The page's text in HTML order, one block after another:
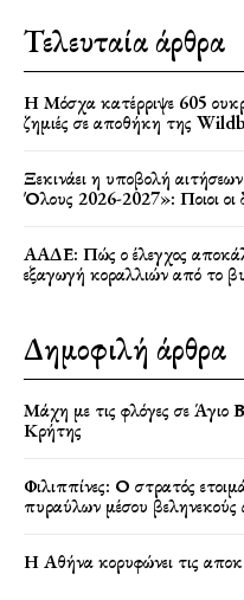
Τελευταία άρθρα
Η Μόσχα κατέρριψε 605
ζημιές σε αποθήκη της
Ξεκινάει η υποβολή
Όλους 2026-2027»: Ποιοι οι
ΑΑΔΕ: Πώς ο έλεγχος
εξαγωγή κοραλλιών από το
Δημοφιλή άρθρα
Μάχη με τις φλόγες σε Άγιο
Κρήτης
Φιλιππίνες: Ο στρατός
πυραύλων μέσου
Η Αθήνα κορυφώνει τις